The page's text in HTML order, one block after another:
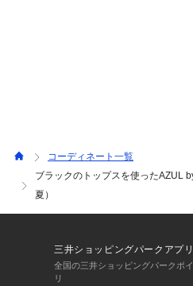
コーディネート一覧
ブラックのトップスを使ったAZUL
夏）
三井ショッピングパークアプリ
全国の三井ショッピングパークポ
リ